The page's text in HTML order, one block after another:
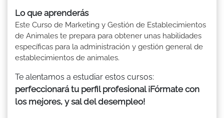
Lo que aprenderás
Este Curso de Marketing y Gestión de Establecimientos
de Animales te prepara para obtener unas habilidades
específicas para la administración y gestión general de
establecimientos de animales.
Te alentamos a estudiar estos cursos:
perfeccionará tu perfil profesional ¡Fórmate con
los mejores, y sal del desempleo!